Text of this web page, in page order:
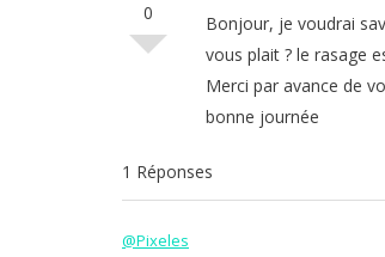
0
Bonjour, je voudrai
vous plait ? le rasage
Merci par avance de
bonne journée
1 Réponses
@Pixeles